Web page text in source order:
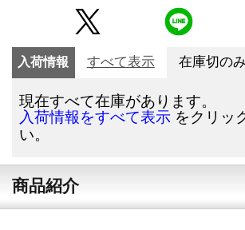
入荷情報 すべて表示 在庫切の
現在すべて在庫があります。
入荷情報をすべて表示 をクリッ
い。
商品紹介